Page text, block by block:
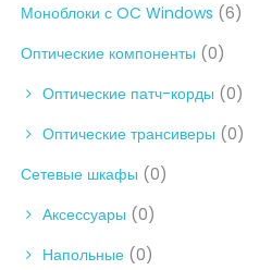
Моноблоки с OC Windows (6)
Оптические компоненты (0)
Оптические патч-корды (0)
Оптические трансиверы (0)
Сетевые шкафы (0)
Аксессуары (0)
Напольные (0)